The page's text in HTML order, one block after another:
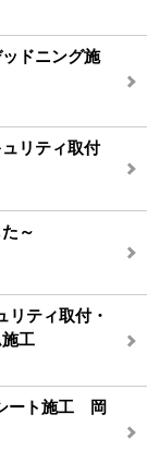
ドニング施
リティ取付
～
ティ取付・
工
ート施工 岡